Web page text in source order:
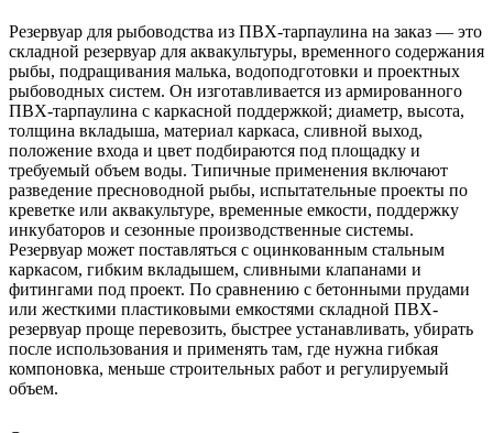
Резервуар для рыбоводства из ПВХ-тарпаулина на заказ — это
складной резервуар для аквакультуры, временного содержания
рыбы, подращивания малька, водоподготовки и проектных
рыбоводных систем. Он изготавливается из армированного
ПВХ-тарпаулина с каркасной поддержкой; диаметр, высота,
толщина вкладыша, материал каркаса, сливной выход,
положение входа и цвет подбираются под площадку и
требуемый объем воды. Типичные применения включают
разведение пресноводной рыбы, испытательные проекты по
креветке или аквакультуре, временные емкости, поддержку
инкубаторов и сезонные производственные системы.
Резервуар может поставляться с оцинкованным стальным
каркасом, гибким вкладышем, сливными клапанами и
фитингами под проект. По сравнению с бетонными прудами
или жесткими пластиковыми емкостями складной ПВХ-
резервуар проще перевозить, быстрее устанавливать, убирать
после использования и применять там, где нужна гибкая
компоновка, меньше строительных работ и регулируемый
объем.